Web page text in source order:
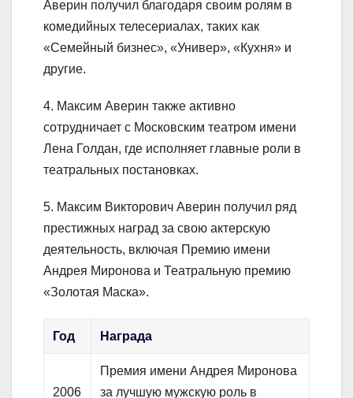
Аверин получил благодаря своим ролям в
комедийных телесериалах, таких как
«Семейный бизнес», «Универ», «Кухня» и
другие.
4. Максим Аверин также активно
сотрудничает с Московским театром имени
Лена Голдан, где исполняет главные роли в
театральных постановках.
5. Максим Викторович Аверин получил ряд
престижных наград за свою актерскую
деятельность, включая Премию имени
Андрея Миронова и Театральную премию
«Золотая Маска».
Год Награда
2006
Премия имени Андрея Миронова
за лучшую мужскую роль в